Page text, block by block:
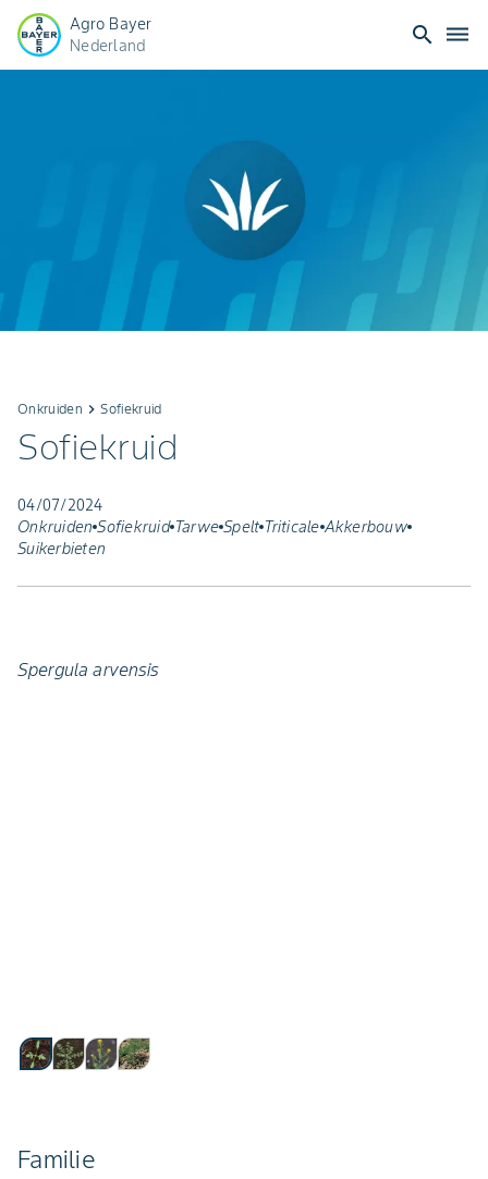
Agro Bayer
Nederland
search dehaze
Onkruiden keyboard_arrow_rightSofiekruid
Sofiekruid
04/07/2024
Onkruiden Sofiekruid Tarwe Spelt Triticale Akkerbouw
Suikerbieten
Spergula arvensis
Familie